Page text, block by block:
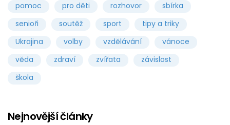
pomoc
pro děti rozhovor
sbírka
senioři
soutěž sport
tipy a triky
Ukrajina
volby vzdělávání
vánoce
věda
zdraví zvířata
závislost
škola
Nejnovější články